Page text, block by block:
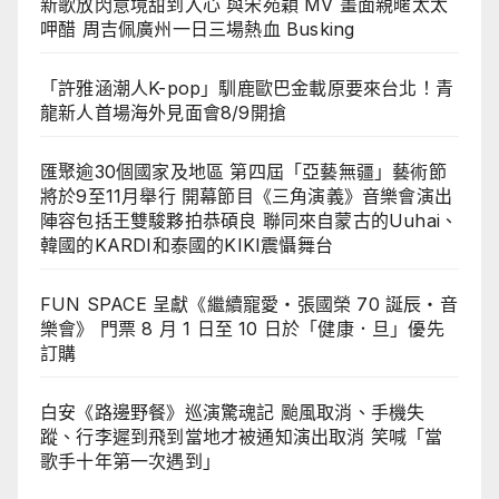
新歌放閃意境甜到入心 與宋苑穎 MV 畫面親暱太太
呷醋 周吉佩廣州一日三場熱血 Busking
「許雅涵潮人K-pop」馴鹿歐巴金載原要來台北！青
龍新人首場海外見面會8/9開搶
匯聚逾30個國家及地區 第四屆「亞藝無疆」藝術節
將於9至11月舉行 開幕節目《三角演義》音樂會演出
陣容包括王雙駿夥拍恭碩良 聯同來自蒙古的Uuhai、
韓國的KARDI和泰國的KIKI震懾舞台
FUN SPACE 呈獻《繼續寵愛・張國榮 70 誕辰・音
樂會》 門票 8 月 1 日至 10 日於「健康．旦」優先
訂購
白安《路邊野餐》巡演驚魂記 颱風取消、手機失
蹤、行李遲到飛到當地才被通知演出取消 笑喊「當
歌手十年第一次遇到」